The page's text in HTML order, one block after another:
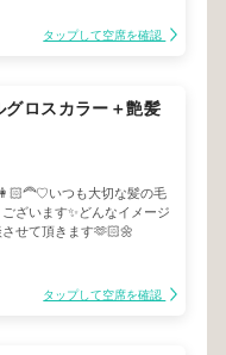
タップして空席を確認
ロスカラー＋艶髪
いつも大切な髪の毛
ざいます✨どんなイメージ
せて頂きます🫶🏻🌼
タップして空席を確認